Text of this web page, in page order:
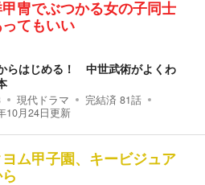
冑でぶつかる女の子同士
てもいい
らはじめる！ 中世武術がよくわ
現代ドラマ 完結済 81話
10月24日更新
ヨム甲子園、キービジュア